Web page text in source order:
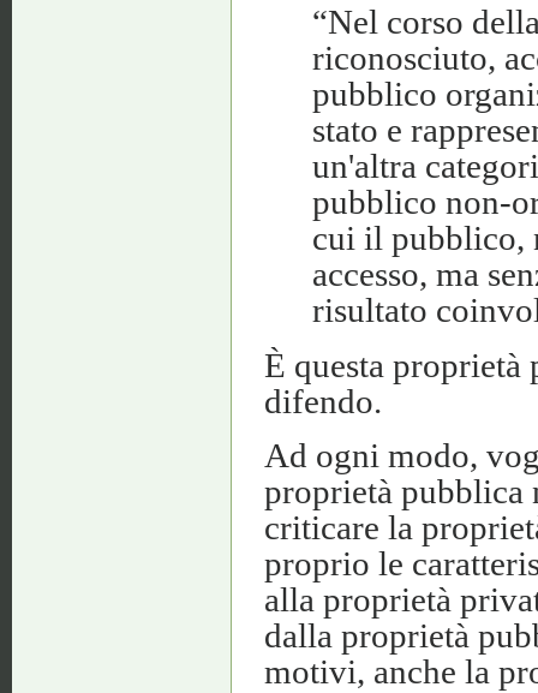
“Nel corso
riconosciuto,
pubblico
stato e
un'altra
pubblico non-
cui il pubblico,
accesso, ma
risultato
È questa proprietà
difendo.
Ad ogni modo,
proprietà pubblica
criticare la
proprio le
alla proprietà
dalla proprietà
motivi, anche la